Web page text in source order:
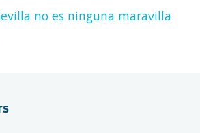
no es ninguna maravilla